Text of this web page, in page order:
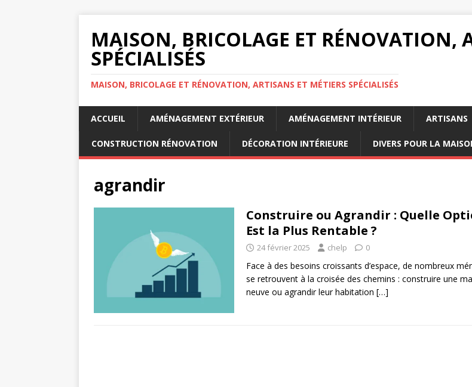
MAISON, BRICOLAGE ET RÉNOVATION,
SPÉCIALISÉS
MAISON, BRICOLAGE ET RÉNOVATION, ARTISANS ET MÉTIERS SPÉCIALISÉS
ACCUEIL AMÉNAGEMENT EXTÉRIEUR AMÉNAGEMENT INTÉRIEUR ARTISANS
CONSTRUCTION RÉNOVATION DÉCORATION INTÉRIEURE DIVERS POUR LA
agrandir
Construire ou Agrandir : Quelle
Est la Plus Rentable ?
24 février 2025 chelp 0
Face à des besoins croissants d’espace, de nombreux
se retrouvent à la croisée des chemins : construire une
neuve ou agrandir leur habitation […]